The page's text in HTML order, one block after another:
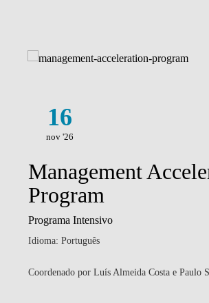
16
nov '26
Management
Program
Programa Intensivo
Idioma: Português
Coordenado por Luís Almeida Costa e Paulo